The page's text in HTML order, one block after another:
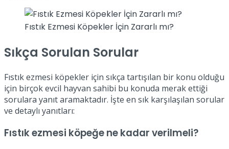
Fıstık Ezmesi Köpekler İçin Zararlı mı?
Sıkça Sorulan Sorular
Fıstık ezmesi köpekler için sıkça tartışılan bir konu olduğu
için birçok evcil hayvan sahibi bu konuda merak ettiği
sorulara yanıt aramaktadır. İşte en sık karşılaşılan sorular
ve detaylı yanıtları:
Fıstık ezmesi köpeğe ne kadar verilmeli?